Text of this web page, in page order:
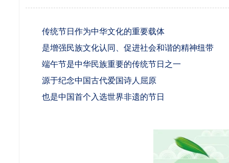
传统节日作为中华文化的重要载体
是增强民族文化认同、促进社会和谐的精神纽带
端午节是中华民族重要的传统节日之一
源于纪念中国古代爱国诗人屈原
也是中国首个入选世界非遗的节日